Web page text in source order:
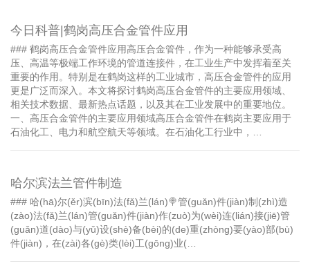
今日科普|鹤岗高压合金管件应用
### 鹤岗高压合金管件应用高压合金管件，作为一种能够承受高
压、高温等极端工作环境的管道连接件，在工业生产中发挥着至关
重要的作用。特别是在鹤岗这样的工业城市，高压合金管件的应用
更是广泛而深入。本文将探讨鹤岗高压合金管件的主要应用领域、
相关技术数据、最新热点话题，以及其在工业发展中的重要地位。
一、高压合金管件的主要应用领域高压合金管件在鹤岗主要应用于
石油化工、电力和航空航天等领域。在石油化工行业中，…
哈尔滨法兰管件制造
### 哈(hā)尔(ěr)滨(bīn)法(fǎ)兰(lán)🍭管(guǎn)件(jiàn)制(zhì)造
(zào)法(fǎ)兰(lán)管(guǎn)件(jiàn)作(zuò)为(wèi)连(lián)接(jiē)管
(guǎn)道(dào)与(yǔ)设(shè)备(bèi)的(de)重(zhòng)要(yào)部(bù)
件(jiàn)，在(zài)各(gè)类(lèi)工(gōng)业(…